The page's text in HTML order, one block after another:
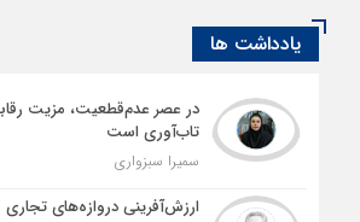
یادداشت ها
در عصر عدم‌قطعیت، مزیت
تاب‌آوری است
سمیرا سبزواری
ارزش‌آفرینی دروازه‌های تجاری